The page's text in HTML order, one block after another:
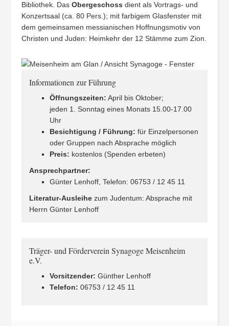
Bibliothek. DasObergeschoss dient als Vortrags- und
Konzertsaal (ca. 80 Pers.); mit farbigem Glasfenster mit
dem gemeinsamen messianischen Hoffnungsmotiv von
Christen und Juden: Heimkehr der 12 Stämme zum Zion.
Informationen zur Führung
Öffnungszeiten: April bis Oktober;
jeden 1. Sonntag eines Monats 15.00-17.00
Uhr
Besichtigung / Führung: für Einzelpersonen
oder Gruppen nach Absprache möglich
Preis: kostenlos (Spenden erbeten)
Ansprechpartner:
Günter Lenhoff, Telefon: 06753 / 12 45 11
Literatur-Ausleihe zum Judentum: Absprache mit
Herrn Günter Lenhoff
Träger- und Förderverein Synagoge Meisenheim
e.V.
Vorsitzender: Günther Lenhoff
Telefon: 06753 / 12 45 11